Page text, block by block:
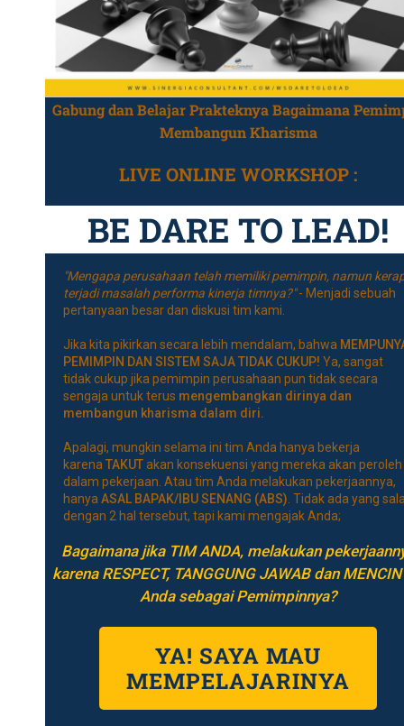
Gabung dan Belajar Prakteknya Bagaimana
Membangun Kharisma
LIVE ONLINE WORKSHOP :
BE DARE TO LEAD!
"Mengapa perusahaan telah memiliki pemimpin, namun
terjadi masalah performa kinerja timnya?"- Menjadi sebuah
pertanyaan besar dan diskusi tim kami.
Jika kita pikirkan secara lebih mendalam, bahwa
PEMIMPIN DAN SISTEM SAJA TIDAK CUKUP! Ya, sangat
tidak cukup jika pemimpin perusahaan pun tidak secara
sengaja untuk terus mengembangkan dirinya dan
membangun kharisma dalam diri.
Apalagi, mungkin selama ini tim Anda hanya bekerja
karenaTAKUTakan konsekuensi yang mereka akan peroleh
dalam pekerjaan. Atau tim Anda melakukan pekerjaannya,
hanyaASAL BAPAK/IBU SENANG (ABS). Tidak ada yang
dengan 2 hal tersebut, tapi kami mengajak Anda;
Bagaimana jika TIM ANDA, melakukan
karena RESPECT, TANGGUNG JAWAB dan
Anda sebagai Pemimpinnya?
YA! SAYA MAU
MEMPELAJARINYA